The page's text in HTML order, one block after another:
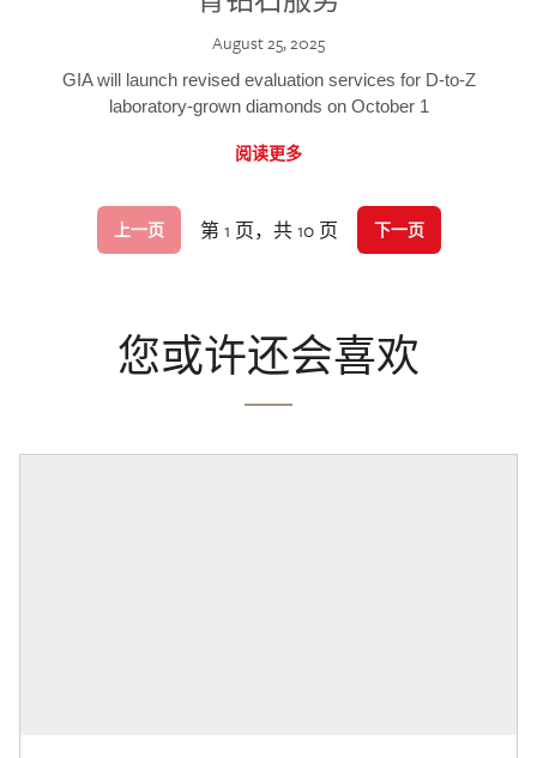
August 25, 2025
GIA will launch revised evaluation services for D-to-Z
laboratory-grown diamonds on October 1
阅读更多
上一页 第 1 页，共 10 页 下一页
您或许还会喜欢